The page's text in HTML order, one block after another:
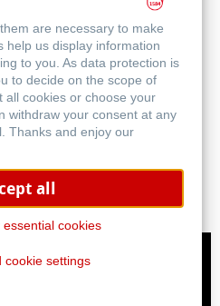
Profile
are necessary to make
help us display information
to you. As data protection is
to decide on the scope of
all cookies or choose your
withdraw your consent at any
Thanks and enjoy our
all
cookies
cookie settings